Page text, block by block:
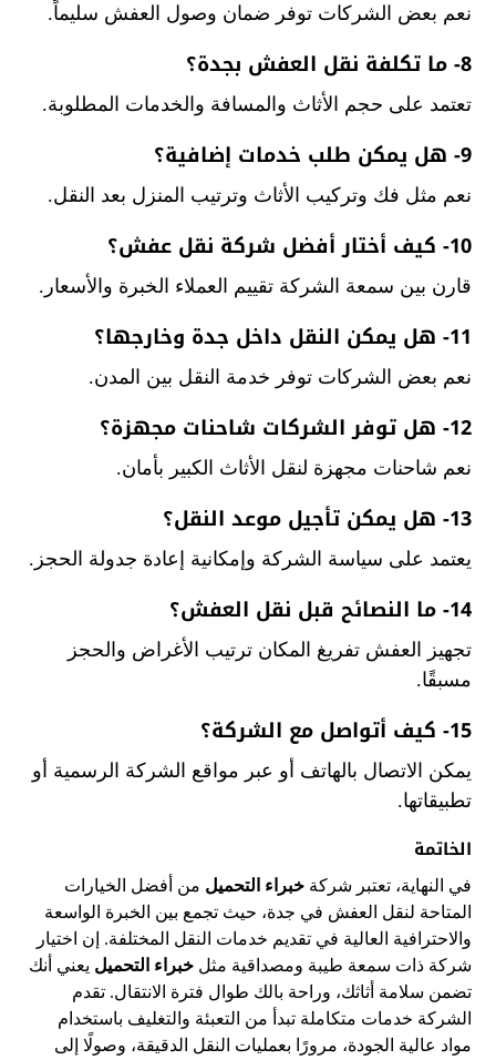
نعم بعض الشركات توفر ضمان وصول العفش سليماً.
8- ما تكلفة نقل العفش بجدة؟
تعتمد على حجم الأثاث والمسافة والخدمات المطلوبة.
9- هل يمكن طلب خدمات إضافية؟
نعم مثل فك وتركيب الأثاث وترتيب المنزل بعد النقل.
10- كيف أختار أفضل شركة نقل عفش؟
قارن بين سمعة الشركة تقييم العملاء الخبرة والأسعار.
11- هل يمكن النقل داخل جدة وخارجها؟
نعم بعض الشركات توفر خدمة النقل بين المدن.
12- هل توفر الشركات شاحنات مجهزة؟
نعم شاحنات مجهزة لنقل الأثاث الكبير بأمان.
13- هل يمكن تأجيل موعد النقل؟
يعتمد على سياسة الشركة وإمكانية إعادة جدولة الحجز.
14- ما النصائح قبل نقل العفش؟
تجهيز العفش تفريغ المكان ترتيب الأغراض والحجز
مسبقًا.
15- كيف أتواصل مع الشركة؟
يمكن الاتصال بالهاتف أو عبر مواقع الشركة الرسمية أو
تطبيقاتها.
الخاتمة
في النهاية، تعتبر شركةخبراء التحميل من أفضل الخيارات
المتاحة لنقل العفش في جدة، حيث تجمع بين الخبرة الواسعة
والاحترافية العالية في تقديم خدمات النقل المختلفة. إن اختيار
شركة ذات سمعة طيبة ومصداقية مثلخبراء التحميل يعني أنك
تضمن سلامة أثاثك، وراحة بالك طوال فترة الانتقال. تقدم
الشركة خدمات متكاملة تبدأ من التعبئة والتغليف باستخدام
مواد عالية الجودة، مرورًا بعمليات النقل الدقيقة، وصولًا إلى